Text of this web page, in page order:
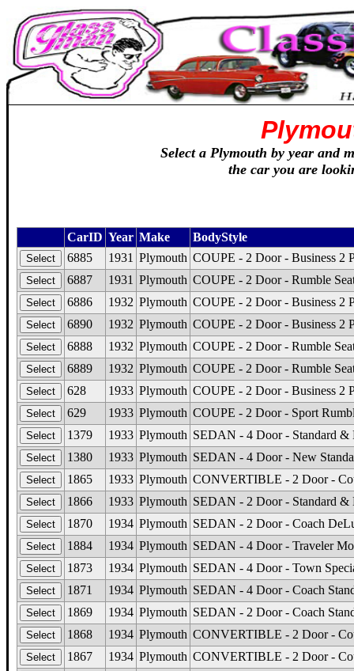
CarID Year Make
BodyStyle
6885
1931 Plymouth COUPE - 2 Door - Business 2
6887
1931 Plymouth COUPE - 2 Door - Rumble
6886
1932 Plymouth COUPE - 2 Door - Business 2
6890
1932 Plymouth COUPE - 2 Door - Business 2
6888
1932 Plymouth COUPE - 2 Door - Rumble
6889
1932 Plymouth COUPE - 2 Door - Rumble
628
1933 Plymouth COUPE - 2 Door - Business 2
629
1933 Plymouth COUPE - 2 Door - Sport
1379
1933 Plymouth SEDAN - 4 Door - Standard &
1380
1933 Plymouth SEDAN - 4 Door - New
1865
1933 Plymouth CONVERTIBLE - 2 Door -
1866
1933 Plymouth SEDAN - 2 Door - Standard &
1870
1934 Plymouth SEDAN - 2 Door - Coach
1884
1934 Plymouth SEDAN - 4 Door - Traveler
1873
1934 Plymouth SEDAN - 4 Door - Town
1871
1934 Plymouth SEDAN - 4 Door - Coach
1869
1934 Plymouth SEDAN - 2 Door - Coach
1868
1934 Plymouth CONVERTIBLE - 2 Door -
1867
1934 Plymouth CONVERTIBLE - 2 Door -
Select a Plymouth by year and
the car you are